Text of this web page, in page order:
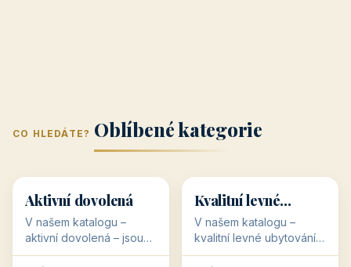
CO HLEDÁTE? Oblíbené kategorie
🥾 36 objektů
Aktivní dovolená
V našem katalogu –
aktivní dovolená – jsou
pro Vás připraveny
💰
💰
34 objektů
Kvalitní levné
ubytování
V našem katalogu –
kvalitní levné ubytování –
jsou pro Vás připraveny